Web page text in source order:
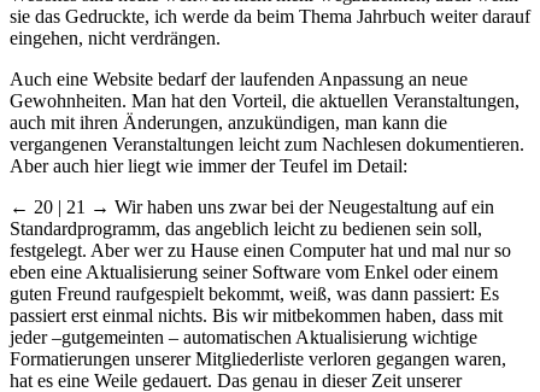
sie das Gedruckte, ich werde da beim Thema Jahrbuch weiter darauf
eingehen, nicht verdrängen.
Auch eine Website bedarf der laufenden Anpassung an neue
Gewohnheiten. Man hat den Vorteil, die aktuellen Veranstaltungen,
auch mit ihren Änderungen, anzukündigen, man kann die
vergangenen Veranstaltungen leicht zum Nachlesen dokumentieren.
Aber auch hier liegt wie immer der Teufel im Detail:
← 20 | 21 → Wir haben uns zwar bei der Neugestaltung auf ein
Standardprogramm, das angeblich leicht zu bedienen sein soll,
festgelegt. Aber wer zu Hause einen Computer hat und mal nur so
eben eine Aktualisierung seiner Software vom Enkel oder einem
guten Freund raufgespielt bekommt, weiß, was dann passiert: Es
passiert erst einmal nichts. Bis wir mitbekommen haben, dass mit
jeder –gutgemeinten – automatischen Aktualisierung wichtige
Formatierungen unserer Mitgliederliste verloren gegangen waren,
hat es eine Weile gedauert. Das genau in dieser Zeit unserer